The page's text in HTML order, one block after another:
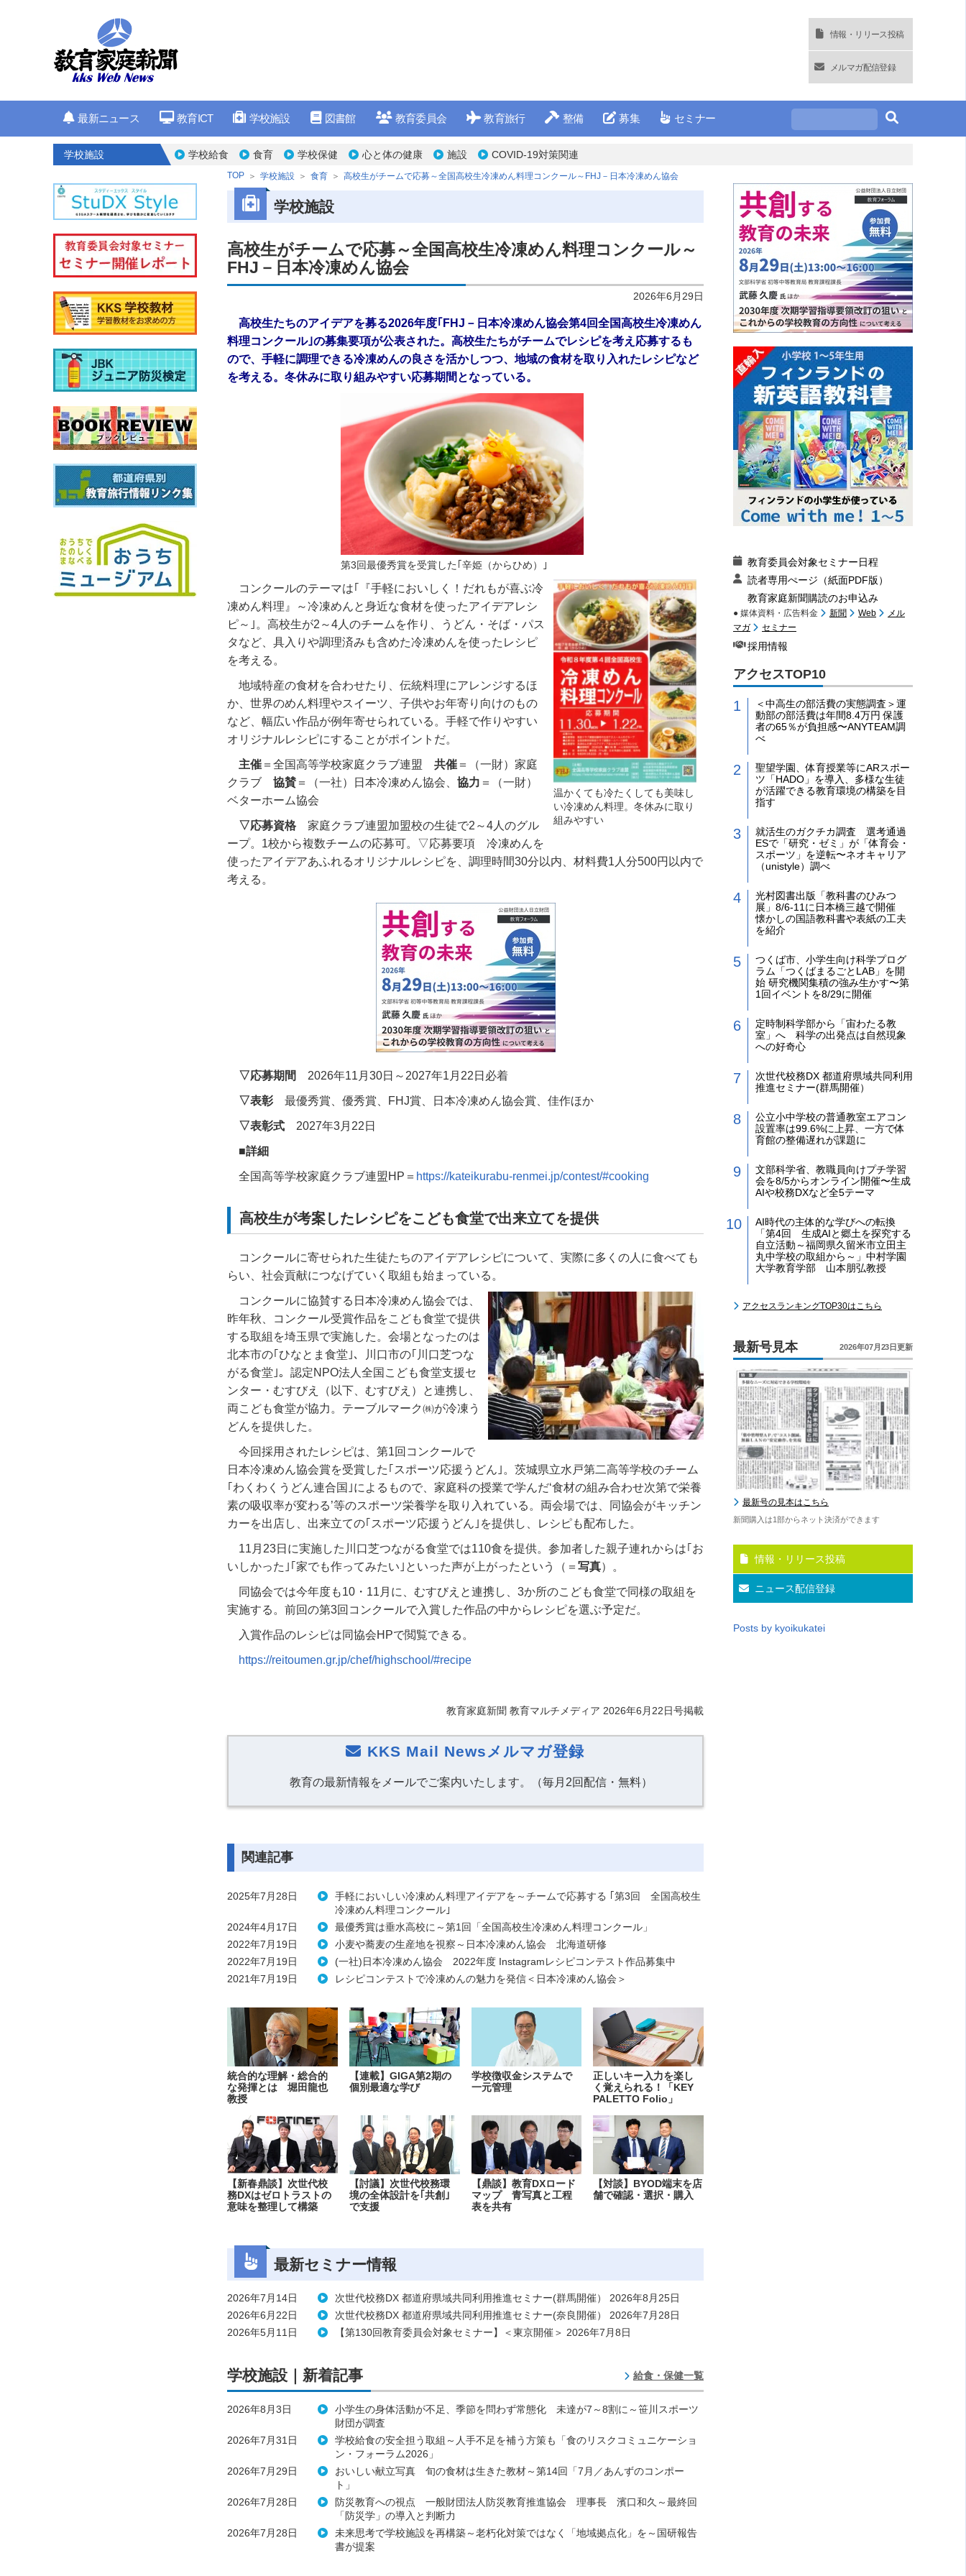
情報・リリース投稿
メルマガ配信登録
最新ニュース 教育ICT 学校施設 図書館 教育委員会 教育旅行 整備 募集 セミナー
学校施設 学校給食 食育 学校保健 心と体の健康 施設 COVID-19対策関連
TOP 学校施設 食育 高校生がチームで応募～全国高校生冷凍めん料理コンクール～FHJ－日本冷凍めん協会
学校施設
高校生がチームで応募～全国高校生冷凍めん料理コンクール～
FHJ－日本冷凍めん協会
2026年6月29日
高校生たちのアイデアを募る2026年度｢FHJ－日本冷凍めん協会第4回全国高校生冷凍めん
料理コンクール｣の募集要項が公表された。高校生たちがチームでレシピを考え応募するも
ので、手軽に調理できる冷凍めんの良さを活かしつつ、地域の食材を取り入れたレシピなど
を考える。冬休みに取り組みやすい応募期間となっている。
第3回最優秀賞を受賞した｢辛姫（からひめ）｣
温かくても冷たくしても美味し
い冷凍めん料理。冬休みに取り
組みやすい
コンクールのテーマは｢『手軽においしく！だれもが喜ぶ冷
凍めん料理』～冷凍めんと身近な食材を使ったアイデアレシ
ピ～｣。高校生が2～4人のチームを作り、うどん・そば・パス
タなど、具入りや調理済みも含めた冷凍めんを使ったレシピ
を考える。
地域特産の食材を合わせたり、伝統料理にアレンジするほ
か、世界のめん料理やスイーツ、子供やお年寄り向けのもの
など、幅広い作品が例年寄せられている。手軽で作りやすい
オリジナルレシピにすることがポイントだ。
主催 ＝全国高等学校家庭クラブ連盟 共催 ＝（一財）家庭
クラブ 協賛 ＝（一社）日本冷凍めん協会、 協力 ＝（一財）
ベターホーム協会
▽応募資格 家庭クラブ連盟加盟校の生徒で2～4人のグル
ープ。1校から複数チームの応募可。▽応募要項 冷凍めんを
使ったアイデアあふれるオリジナルレシピを、調理時間30分以内、材料費1人分500円以内で
考える。
▽応募期間 2026年11月30日～2027年1月22日必着
▽表彰 最優秀賞、優秀賞、FHJ賞、日本冷凍めん協会賞、佳作ほか
▽表彰式 2027年3月22日
■詳細
全国高等学校家庭クラブ連盟HP＝ https://kateikurabu-renmei.jp/contest/#cooking
高校生が考案したレシピをこども食堂で出来立てを提供
コンクールに寄せられた生徒たちのアイデアレシピについて、実際に多くの人に食べても
らい、社会貢献につなげていく取組も始まっている。
コンクールに協賛する日本冷凍めん協会では、
昨年秋、コンクール受賞作品をこども食堂で提供
する取組を埼玉県で実施した。会場となったのは
北本市の｢ひなとま食堂｣、川口市の｢川口芝つな
がる食堂｣。認定NPO法人全国こども食堂支援セ
ンター・むすびえ（以下、むすびえ）と連携し、
両こども食堂が協力。テーブルマーク㈱が冷凍う
どんを提供した。
今回採用されたレシピは、第1回コンクールで
日本冷凍めん協会賞を受賞した｢スポーツ応援うどん｣。茨城県立水戸第二高等学校のチーム
｢わくわくうどん連合国｣によるもので、家庭科の授業で学んだ‘食材の組み合わせ次第で栄養
素の吸収率が変わる’等のスポーツ栄養学を取り入れている。両会場では、同協会がキッチン
カーを出店し、出来立ての｢スポーツ応援うどん｣を提供し、レシピも配布した。
11月23日に実施した川口芝つながる食堂では110食を提供。参加者した親子連れからは｢お
いしかった｣｢家でも作ってみたい｣といった声が上がったという（＝ 写真）。
同協会では今年度も10・11月に、むすびえと連携し、3か所のこども食堂で同様の取組を
実施する。前回の第3回コンクールで入賞した作品の中からレシピを選ぶ予定だ。
入賞作品のレシピは同協会HPで閲覧できる。
https://reitoumen.gr.jp/chef/highschool/#recipe
教育家庭新聞 教育マルチメディア 2026年6月22日号掲載
KKS Mail Newsメルマガ登録
教育の最新情報をメールでご案内いたします。（毎月2回配信・無料）
関連記事
2025年7月28日
手軽においしい冷凍めん料理アイデアを～チームで応募する ｢第3回 全国高校生
冷凍めん料理コンクール｣
2024年4月17日
最優秀賞は垂水高校に～第1回「全国高校生冷凍めん料理コンクール」
2022年7月19日
小麦や蕎麦の生産地を視察～日本冷凍めん協会 北海道研修
2022年7月19日
(一社)日本冷凍めん協会 2022年度 Instagramレシピコンテスト作品募集中
2021年7月19日
レシピコンテストで冷凍めんの魅力を発信＜日本冷凍めん協会＞
統合的な理解・総合的
な発揮とは 堀田龍也
教授
【連載】GIGA第2期の
個別最適な学び
学校徴収金システムで
一元管理
正しいキー入力を楽し
く覚えられる！「KEY
PALETTO Folio」
【新春鼎談】次世代校
務DXはゼロトラストの
意味を整理して構築
【討議】次世代校務環
境の全体設計を｢共創｣
で支援
【鼎談】教育DXロード
マップ 青写真と工程
表を共有
【対談】BYOD端末を店
舗で確認・選択・購入
最新セミナー情報
2026年7月14日
次世代校務DX 都道府県域共同利用推進セミナー(群馬開催） 2026年8月25日
2026年6月22日
次世代校務DX 都道府県域共同利用推進セミナー(奈良開催） 2026年7月28日
2026年5月11日
【第130回教育委員会対象セミナー】＜東京開催＞ 2026年7月8日
学校施設｜新着記事 給食・保健一覧
2026年8月3日
小学生の身体活動が不足、季節を問わず常態化 未達が7～8割に～笹川スポーツ
財団が調査
2026年7月31日
学校給食の安全担う取組～人手不足を補う方策も「食のリスクコミュニケーショ
ン・フォーラム2026」
2026年7月29日
おいしい献立写真 旬の食材は生きた教材～第14回「7月／あんずのコンポー
ト」
2026年7月28日
防災教育への視点 一般財団法人防災教育推進協会 理事長 濱口和久～最終回
「防災学」の導入と判断力
2026年7月28日
未来思考で学校施設を再構築～老朽化対策ではなく「地域拠点化」を～国研報告
書が提案
教育委員会対象セミナー日程
読者専用ぺージ（紙面PDF版）
教育家庭新聞購読のお申込み
● 媒体資料・広告料金 新聞 Web
メル
マガ
セミナー
採用情報
アクセスTOP10
＜中高生の部活費の実態調査＞運
動部の部活費は年間8.4万円 保護
者の65％が負担感〜ANYTEAM調
べ
聖望学園、体育授業等にARスポー
ツ「HADO」を導入、多様な生徒
が活躍できる教育環境の構築を目
指す
就活生のガクチカ調査 選考通過
ESで「研究・ゼミ」が「体育会・
スポーツ」を逆転〜ネオキャリア
（unistyle）調べ
光村図書出版「教科書のひみつ
展」8/6-11に日本橋三越で開催
懐かしの国語教科書や表紙の工夫
を紹介
つくば市、小学生向け科学プログ
ラム「つくばまるごとLAB」を開
始 研究機関集積の強み生かす〜第
1回イベントを8/29に開催
定時制科学部から「宙わたる教
室」へ 科学の出発点は自然現象
への好奇心
次世代校務DX 都道府県域共同利用
推進セミナー(群馬開催）
公立小中学校の普通教室エアコン
設置率は99.6%に上昇、一方で体
育館の整備遅れが課題に
文部科学省、教職員向けプチ学習
会を8/5からオンライン開催〜生成
AIや校務DXなど全5テーマ
AI時代の主体的な学びへの転換
「第4回 生成AIと郷土を探究する
自立活動～福岡県久留米市立田主
丸中学校の取組から～」中村学園
大学教育学部 山本朋弘教授
アクセスランキングTOP30はこちら
最新号見本 2026年07月23日更新
最新号の見本はこちら
新聞購入は1部からネット決済ができます
情報・リリース投稿
ニュース配信登録
Posts by kyoikukatei